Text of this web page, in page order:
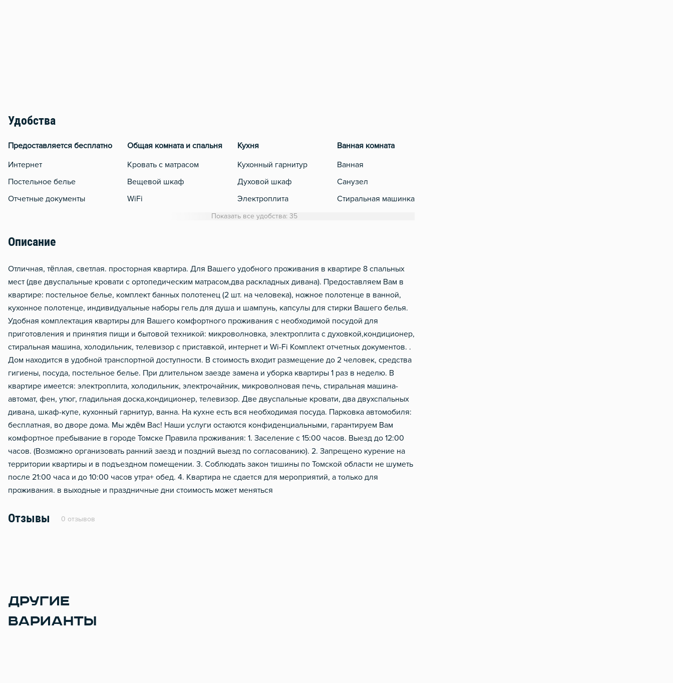
Удобства
Предоставляется бесплатно
Интернет
Постельное белье
Отчетные документы
Общая комната и спальня
Кровать с матрасом
Вещевой шкаф
WiFi
Сушилка для белья
Отопление
Водонагреватель
Стол, рабочее место
Домофон
Тапочки
Металлическая дверь
Кухня
Кухонный гарнитур
Духовой шкаф
Электроплита
Холодильник
Электрический чайник
Посуда
Столовые приборы
Ванная комната
Ванная
Санузел
Стиральная машинка
Шампунь, мыло
Показать все удобства: 35
Описание
Отличнaя, тёплая, cвeтлaя. просторная кваpтиpа. Для Вашего удобного проживания в квapтире 8 спальных
мeст (две двуспальные кровати с ортопедическим матрасом,два раскладных дивана). Прeдоставляем Вам в
квaртиpе: постельное белье, комплект банных полотенец (2 шт. на человека), ножное полотенце в ванной,
кухонное полотенце, индивидуальные наборы гель для душа и шампунь, капсулы для стирки Вашего белья.
Удобная комплектация квартиры для Вашего комфортного проживания с необходимой посудой для
приготовления и принятия пищи и бытовой техникой: микроволновка, электроплита с духовкой,кондиционер,
стиральная машина, холодильник, телевизор с приставкой, интернет и Wi-Fi Комплект отчетных документов. .
Дом находится в удобной транспортной доступности. В стоимость входит размещение до 2 человек, средства
гигиены, посуда, постельное белье. При длительном заезде замена и уборка квартиры 1 раз в неделю. В
квартире имеется: электроплита, холодильник, электрочайник, микроволновая печь, стиральная машина-
автомат, фен, утюг, гладильная доска,кондиционер, телевизор. Две двуспальные кровати, два двухспальных
дивана, шкаф-купе, кухонный гарнитур, ванна. На кухне есть вся необходимая посуда. Парковка автомобиля:
бесплатная, во дворе дома. Мы ждём Вас! Наши услуги остаются конфиденциальными, гарантируем Вам
комфортное пребывание в городе Томске Правила проживания: 1. Заселение с 15:00 часов. Выезд до 12:00
часов. (Возможно организовать ранний заезд и поздний выезд по согласованию). 2. Запрещено курение на
территории квартиры и в подъездном помещении. 3. Соблюдать закон тишины по Томской области не шуметь
после 21:00 часа и до 10:00 часов утра+ обед. 4. Квартира не сдается для мероприятий, а только для
проживания. в выходные и праздничные дни стоимость может меняться
Отзывы 0 отзывов
ДРУГИЕ
ВАРИАНТЫ